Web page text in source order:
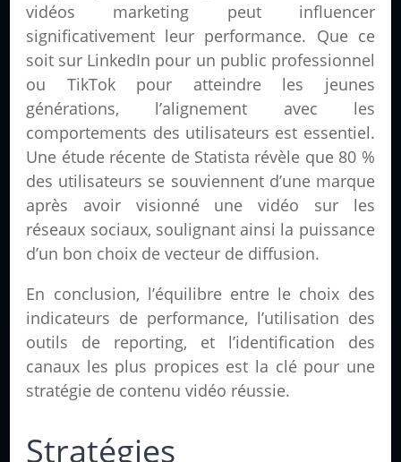
vidéos marketing peut influencer
significativement leur performance. Que ce
soit sur LinkedIn pour un public professionnel
ou TikTok pour atteindre les jeunes
générations, l’alignement avec les
comportements des utilisateurs est essentiel.
Une étude récente de Statista révèle que 80 %
des utilisateurs se souviennent d’une marque
après avoir visionné une vidéo sur les
réseaux sociaux, soulignant ainsi la puissance
d’un bon choix de vecteur de diffusion.
En conclusion, l’équilibre entre le choix des
indicateurs de performance, l’utilisation des
outils de reporting, et l’identification des
canaux les plus propices est la clé pour une
stratégie de contenu vidéo réussie.
Stratégies